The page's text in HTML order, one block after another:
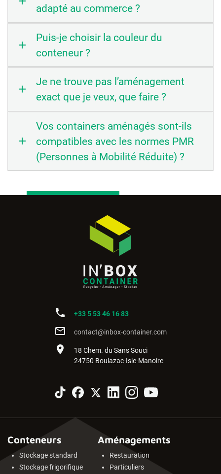
adapté au commerce ?
Puis-je choisir la couleur du
conteneur ?
Je ne trouve pas l’aménagement
exact que je veux, que faire ?
Vos containers aménagés sont-ils
compatibles avec les normes PMR
(Personnes à Mobilité Réduite) ?
phone +33 5 53 46 16 83
mail_outline contact@inbox-container.com
place
18 Chem. du Sans Souci
24750 Boulazac-Isle-Manoire
Conteneurs
Stockage standard
Stockage frigorifique
Aménagements
Restauration
Particuliers